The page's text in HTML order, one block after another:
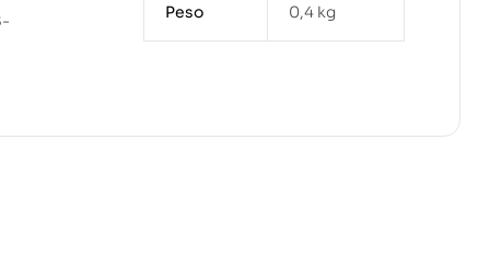
Peso 0,4 kg